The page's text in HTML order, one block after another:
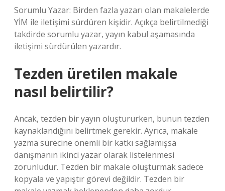
Sorumlu Yazar: Birden fazla yazarı olan makalelerde
YİM ile iletişimi sürdüren kişidir. Açıkça belirtilmediği
takdirde sorumlu yazar, yayın kabul aşamasında
iletişimi sürdürülen yazardır.
Tezden üretilen makale
nasıl belirtilir?
Ancak, tezden bir yayın oluştururken, bunun tezden
kaynaklandığını belirtmek gerekir. Ayrıca, makale
yazma sürecine önemli bir katkı sağlamışsa
danışmanın ikinci yazar olarak listelenmesi
zorunludur. Tezden bir makale oluşturmak sadece
kopyala ve yapıştır görevi değildir. Tezden bir